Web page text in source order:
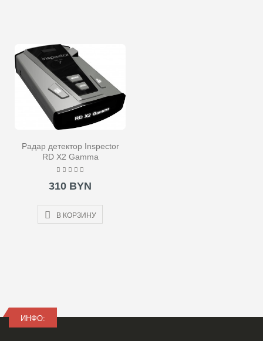
Радар детектор Inspector
RD X2 Gamma
310 BYN
В КОРЗИНУ
ИНФО: